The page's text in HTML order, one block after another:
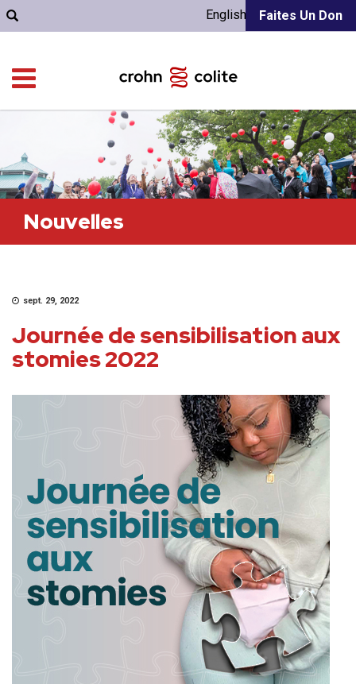
Faites Un Don
English
Nouvelles
sept. 29, 2022
Journée de sensibilisation aux
stomies 2022